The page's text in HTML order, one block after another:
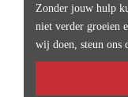
Zonder jouw hulp
niet verder groeien
wij doen, steun ons